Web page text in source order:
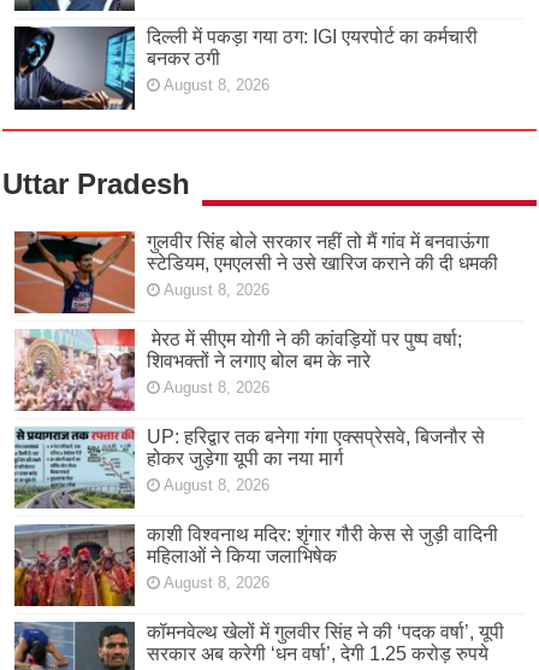
दिल्ली में पकड़ा गया ठग: IGI एयरपोर्ट का कर्मचारी
बनकर ठगी
August 8, 2026
Uttar Pradesh
गुलवीर सिंह बोले सरकार नहीं तो मैं गांव में बनवाऊंगा
स्टेडियम, एमएलसी ने उसे खारिज कराने की दी धमकी
August 8, 2026
मेरठ में सीएम योगी ने की कांवड़ियों पर पुष्प वर्षा;
शिवभक्तों ने लगाए बोल बम के नारे
August 8, 2026
UP: हरिद्वार तक बनेगा गंगा एक्सप्रेसवे, बिजनौर से
होकर जुड़ेगा यूपी का नया मार्ग
August 8, 2026
काशी विश्वनाथ मदिर: शृंगार गौरी केस से जुड़ी वादिनी
महिलाओं ने किया जलाभिषेक
August 8, 2026
कॉमनवेल्थ खेलों में गुलवीर सिंह ने की ‘पदक वर्षा’, यूपी
सरकार अब करेगी ‘धन वर्षा’, देगी 1.25 करोड़ रुपये